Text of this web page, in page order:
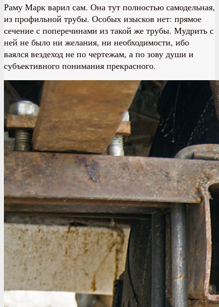
Раму Марк варил сам. Она тут полностью самодельная,
из профильной трубы. Особых изысков нет: прямое
сечение с поперечинами из такой же трубы. Мудрить с
ней не было ни желания, ни необходимости, ибо
ваялся вездеход не по чертежам, а по зову души и
субъективного понимания прекрасного.